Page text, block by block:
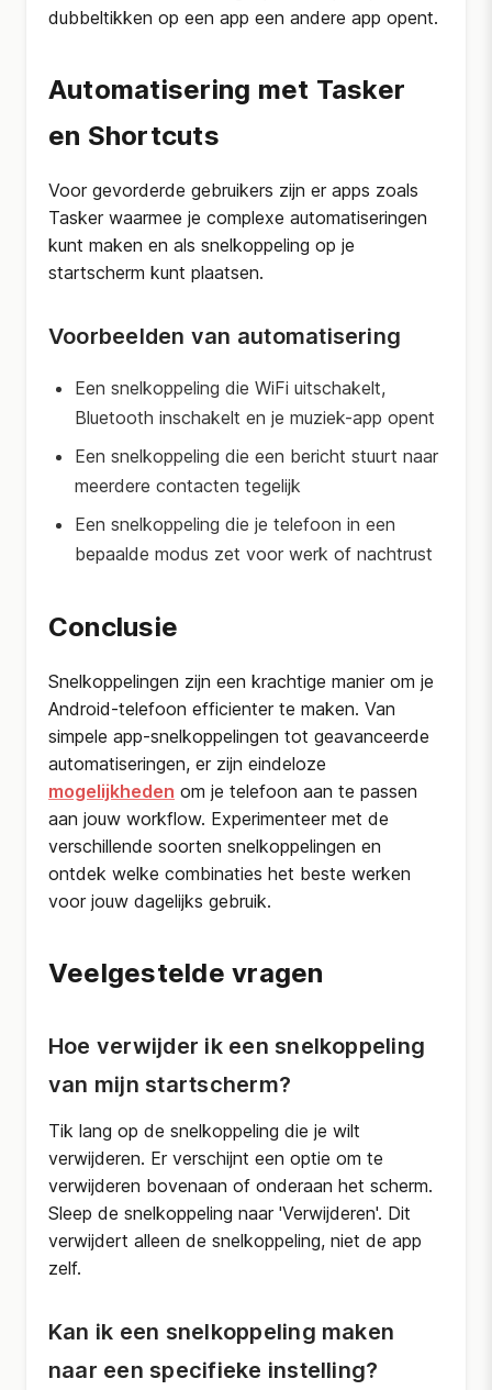
dubbeltikken op een app een andere app opent.
Automatisering met Tasker
en Shortcuts
Voor gevorderde gebruikers zijn er apps zoals
Tasker waarmee je complexe automatiseringen
kunt maken en als snelkoppeling op je
startscherm kunt plaatsen.
Voorbeelden van automatisering
Een snelkoppeling die WiFi uitschakelt,
Bluetooth inschakelt en je muziek-app opent
Een snelkoppeling die een bericht stuurt naar
meerdere contacten tegelijk
Een snelkoppeling die je telefoon in een
bepaalde modus zet voor werk of nachtrust
Conclusie
Snelkoppelingen zijn een krachtige manier om je
Android-telefoon efficienter te maken. Van
simpele app-snelkoppelingen tot geavanceerde
automatiseringen, er zijn eindeloze
mogelijkheden om je telefoon aan te passen
aan jouw workflow. Experimenteer met de
verschillende soorten snelkoppelingen en
ontdek welke combinaties het beste werken
voor jouw dagelijks gebruik.
Veelgestelde vragen
Hoe verwijder ik een snelkoppeling
van mijn startscherm?
Tik lang op de snelkoppeling die je wilt
verwijderen. Er verschijnt een optie om te
verwijderen bovenaan of onderaan het scherm.
Sleep de snelkoppeling naar 'Verwijderen'. Dit
verwijdert alleen de snelkoppeling, niet de app
zelf.
Kan ik een snelkoppeling maken
naar een specifieke instelling?